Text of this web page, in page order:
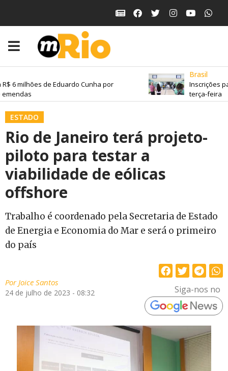
6 milhões de Eduardo Cunha por
Brasil
Inscrições
terça-feira
ESTADO
Rio de Janeiro terá projeto-
piloto para testar a
viabilidade de eólicas
offshore
Trabalho é coordenado pela Secretaria de Estado
de Energia e Economia do Mar e será o primeiro
do país
PorJoice Santos
24 de julho de 2023 - 08:32 Siga-nos no